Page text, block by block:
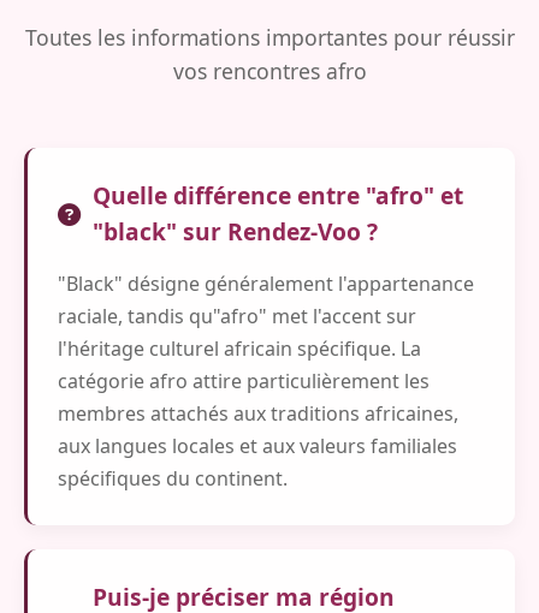
Toutes les informations importantes pour réussir
vos rencontres afro
Quelle différence entre "afro" et
"black" sur Rendez-Voo ?
"Black" désigne généralement l'appartenance
raciale, tandis qu"afro" met l'accent sur
l'héritage culturel africain spécifique. La
catégorie afro attire particulièrement les
membres attachés aux traditions africaines,
aux langues locales et aux valeurs familiales
spécifiques du continent.
Puis-je préciser ma région